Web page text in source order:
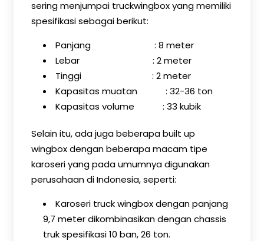
sering menjumpai truckwingbox yang memiliki
spesifikasi sebagai berikut:
Panjang : 8 meter
Lebar : 2 meter
Tinggi : 2 meter
Kapasitas muatan : 32-36 ton
Kapasitas volume : 33 kubik
Selain itu, ada juga beberapa built up
wingbox dengan beberapa macam tipe
karoseri yang pada umumnya digunakan
perusahaan di Indonesia, seperti:
Karoseri truck wingbox dengan panjang
9,7 meter dikombinasikan dengan chassis
truk spesifikasi 10 ban, 26 ton.